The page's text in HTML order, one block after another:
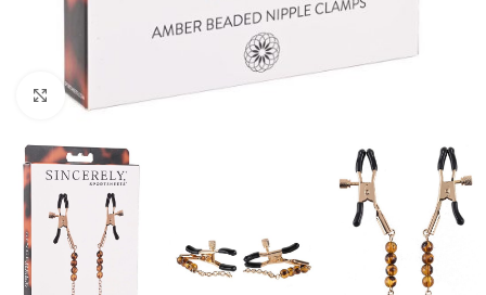
Kliknij, aby powiększyć